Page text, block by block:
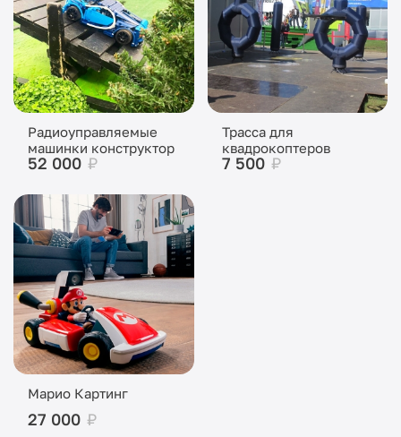
Радиоуправляемые
машинки конструктор
52 000 ₽
Трасса для
квадрокоптеров
7 500 ₽
Марио Картинг
27 000 ₽